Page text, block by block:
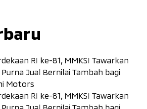
RI ke-81, MMKSI Tawarkan
Jual Bernilai Tambah bagi
Motors
RI ke-81, MMKSI Tawarkan